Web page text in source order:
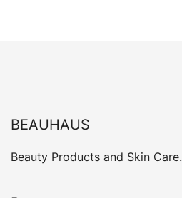
BEAUHAUS
Beauty Products and Skin Care.